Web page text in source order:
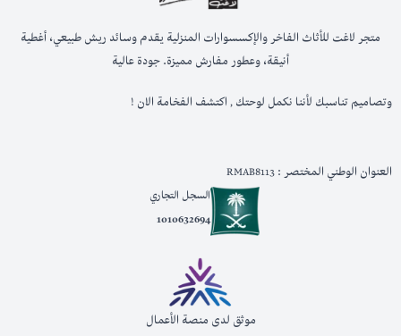
متجر لاغت للأثاث الفاخر والإكسسوارات المنزلية يقدم وسائد ريش طبيعي، أغطية
أنيقة، وعطور مفارش مميزة. جودة عالية
وتصاميم تناسبك لأننا نكمل لوحتك , اكتشف الفخامة الان !
العنوان الوطني المختصر : RMAB8113
السجل التجاري
1010632694
موثق لدى منصة الأعمال